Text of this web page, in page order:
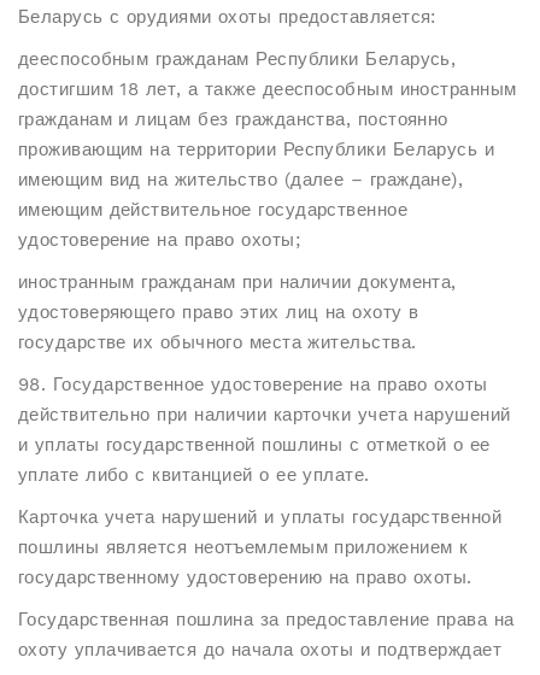
Беларусь с орудиями охоты предоставляется:
дееспособным гражданам Республики Беларусь,
достигшим 18 лет, а также дееспособным иностранным
гражданам и лицам без гражданства, постоянно
проживающим на территории Республики Беларусь и
имеющим вид на жительство (далее – граждане),
имеющим действительное государственное
удостоверение на право охоты;
иностранным гражданам при наличии документа,
удостоверяющего право этих лиц на охоту в
государстве их обычного места жительства.
98. Государственное удостоверение на право охоты
действительно при наличии карточки учета нарушений
и уплаты государственной пошлины с отметкой о ее
уплате либо с квитанцией о ее уплате.
Карточка учета нарушений и уплаты государственной
пошлины является неотъемлемым приложением к
государственному удостоверению на право охоты.
Государственная пошлина за предоставление права на
охоту уплачивается до начала охоты и подтверждает